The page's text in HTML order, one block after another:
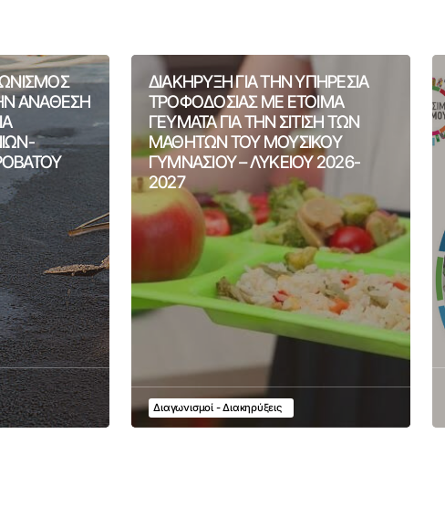
ΑΝΑΘΕΣΗ
ΔΙΑΚΗΡΥΞΗ ΓΙΑ ΤΗΝ ΥΠΗΡΕΣΙΑ
ΤΡΟΦΟΔΟΣΙΑΣ ΜΕ ΕΤΟΙΜΑ
ΓΕΥΜΑΤΑ ΓΙΑ ΤΗΝ ΣΙΤΙΣΗ ΤΩΝ
ΜΑΘΗΤΩΝ ΤΟΥ ΜΟΥΣΙΚΟΥ
ΓΥΜΝΑΣΙΟΥ – ΛΥΚΕΙΟΥ 2026-
2027
Διαγωνισμοί - Διακηρύξεις